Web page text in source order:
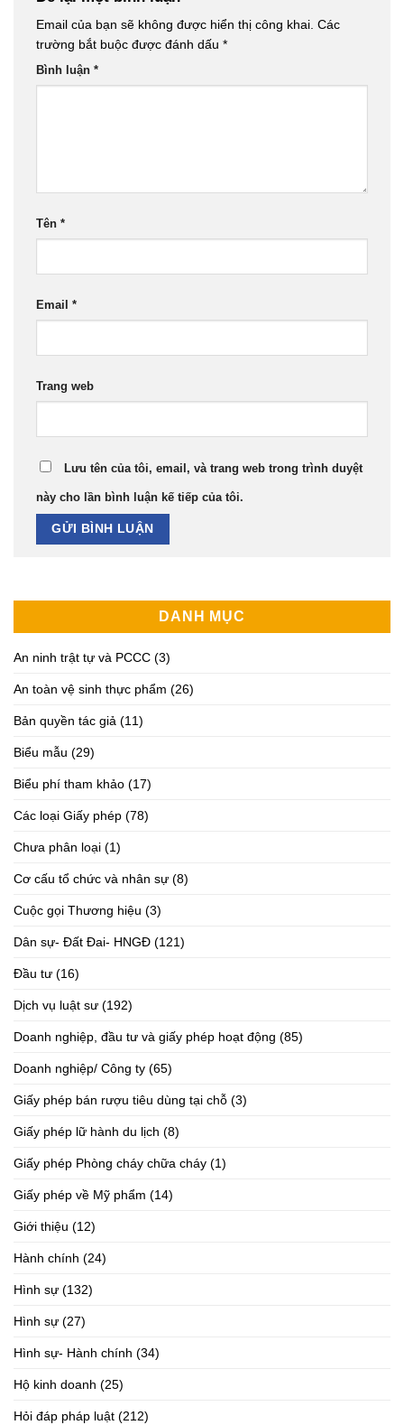
Email của bạn sẽ không được hiển thị công khai. Các
trường bắt buộc được đánh dấu *
Bình luận *
Tên *
Email *
Trang web
Lưu tên của tôi, email, và trang web trong trình duyệt
này cho lần bình luận kế tiếp của tôi.
DANH MỤC
An ninh trật tự và PCCC (3)
An toàn vệ sinh thực phẩm (26)
Bản quyền tác giả (11)
Biểu mẫu (29)
Biểu phí tham khảo (17)
Các loại Giấy phép (78)
Chưa phân loại (1)
Cơ cấu tổ chức và nhân sự (8)
Cuộc gọi Thương hiệu (3)
Dân sự- Đất Đai- HNGĐ (121)
Đầu tư (16)
Dịch vụ luật sư (192)
Doanh nghiệp, đầu tư và giấy phép hoạt động (85)
Doanh nghiệp/ Công ty (65)
Giấy phép bán rượu tiêu dùng tại chỗ (3)
Giấy phép lữ hành du lịch (8)
Giấy phép Phòng cháy chữa cháy (1)
Giấy phép về Mỹ phẩm (14)
Giới thiệu (12)
Hành chính (24)
Hình sự (132)
Hình sự (27)
Hình sự- Hành chính (34)
Hộ kinh doanh (25)
Hỏi đáp pháp luật (212)